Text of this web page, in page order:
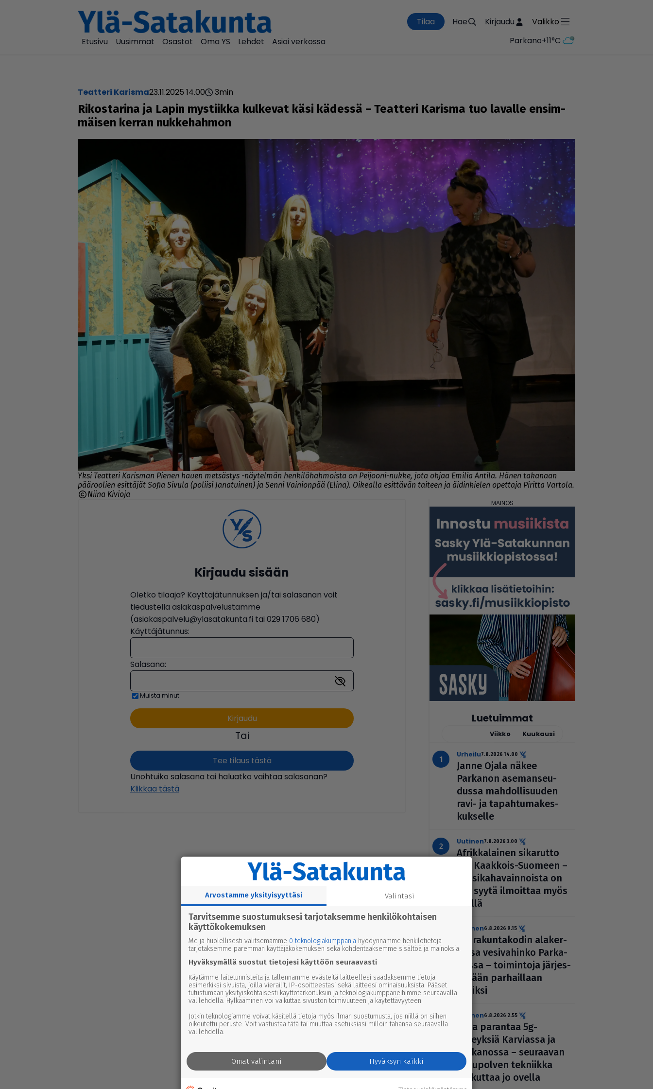
Tilaa Hae Kirjaudu
Valikko
Etusivu
Uusimmat Osastot Oma YS Lehdet Asioi verkossa Parkano+11°C
Teatteri Karisma23.11.2025 14.00 3min
Rikos­ta­rina ja Lapin mystiikka kulkevat käsi kädessä – Teatteri Karisma tuo lavalle ensim­
mäi­sen kerran nuk­ke­hah­mon
Yksi Teatteri Karisman Pienen hauen metsästys -näytelmän henkilöhahmoista on Peijooni-nukke, jota ohjaa Emilia Antila. Hänen takanaan
pääroolien esittäjät Sofia Sivula (poliisi Janatuinen) ja Senni Vainionpää (Elina). Oikealla esittävän taiteen ja äidinkielen opettaja Piritta Vartola.
Niina Kivioja
Kirjaudu sisään
Oletko tilaaja? Käyttäjätunnuksen ja/tai salasanan voit
tiedustella asiakaspalvelustamme
(asiakaspalvelu@ylasatakunta.fi tai 029 1706 680)
Käyttäjätunnus:
Salasana:
Muista minut
Tai
Tee tilaus tästä
Unohtuiko salasana tai haluatko vaihtaa salasanan?
Klikkaa tästä
Luetuimmat
Viikko Kuukausi
urheilu7.8.2026 14.00
Janne Ojala näkee
Parkanon ase­man­seu­
dussa mah­dol­li­suu­den
ravi- ja tapah­tu­ma­kes­
kuk­selle
uutinen7.8.2026 3.00
Afrik­ka­lai­nen sikarutto
tuli Kaakkois-Suomeen –
vil­li­si­ka­ha­vain­noista on
nyt syytä ilmoittaa myös
täällä
uutinen6.8.2026 9.15
Seu­ra­kun­ta­ko­din ala­ker­
rassa vesi­va­hinko Par­ka­
nossa – toi­min­toja jär­jes­
tel­lään par­hail­laan
uusiksi
uutinen6.8.2026 2.55
Elisa parantaa 5g-
yhteyksiä Karviassa ja
Par­ka­nossa – seuraavan
suku­pol­ven tekniikka
kolkuttaa jo ovella
Arvostamme yksityisyyttäsi Valintasi
Tarvitsemme suostumuksesi tarjotaksemme henkilökohtaisen
käyttökokemuksen
Me ja huolellisesti valitsemamme 0 teknologiakumppania hyödynnämme henkilötietoja
tarjotaksemme paremman käyttäjäkokemuksen sekä kohdentaaksemme sisältöä ja mainoksia.
Hyväksymällä suostut tietojesi käyttöön seuraavasti
Käytämme laitetunnisteita ja tallennamme evästeitä laitteellesi saadaksemme tietoja
esimerkiksi sivuista, joilla vierailit, IP-osoitteestasi sekä laitteesi ominaisuuksista. Pääset
tutustumaan yksityiskohtaisesti käyttötarkoituksiin ja teknologiakumppaneihimme seuraavalla
välilehdellä. Hylkääminen voi vaikuttaa sivuston toimivuuteen ja käytettävyyteen.
Jotkin teknologiamme voivat käsitellä tietoja myös ilman suostumusta, jos niillä on siihen
oikeutettu peruste. Voit vastustaa tätä tai muuttaa asetuksiasi milloin tahansa seuraavalla
välilehdellä.
Hyväksyn kaikki
Omat valintani